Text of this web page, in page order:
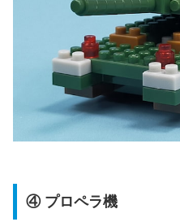
④ プロペラ機